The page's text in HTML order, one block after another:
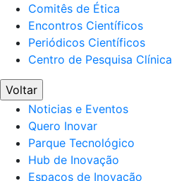
Comitês de Ética
Encontros Científicos
Periódicos Científicos
Centro de Pesquisa Clínica
Voltar
Noticias e Eventos
Quero Inovar
Parque Tecnológico
Hub de Inovação
Espaços de Inovação